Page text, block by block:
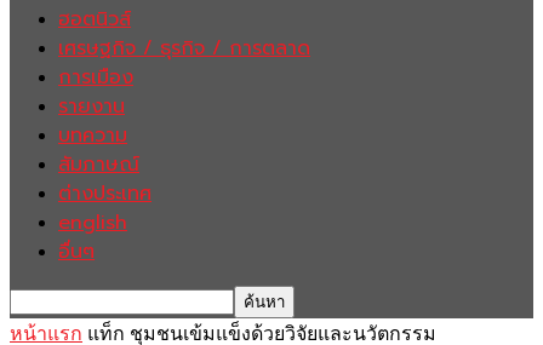
ฮอตนิวส์
เศรษฐกิจ / ธุรกิจ / การตลาด
การเมือง
รายงาน
บทความ
สัมภาษณ์
ต่างประเทศ
english
อื่นๆ
หน้าแรก แท็ก ชุมชนเข้มแข็งด้วยวิจัยและนวัตกรรม